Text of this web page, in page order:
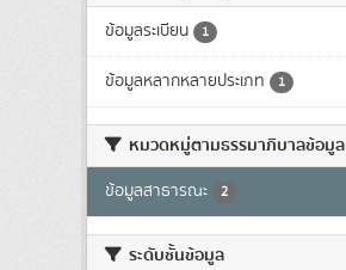
ข้อมูลระเบียน 1
ข้อมูลหลากหลายประเภท 1
หมวดหมู่ตามธรรมาภิบาลข้อมูล
ข้อมูลสาธารณะ 2
ระดับชั้นข้อมูล